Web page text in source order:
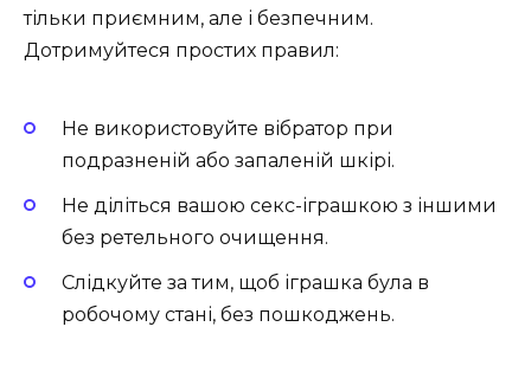
тільки приємним, але і безпечним.
Дотримуйтеся простих правил:
Не використовуйте вібратор при
подразненій або запаленій шкірі.
Не діліться вашою секс-іграшкою з іншими
без ретельного очищення.
Слідкуйте за тим, щоб іграшка була в
робочому стані, без пошкоджень.